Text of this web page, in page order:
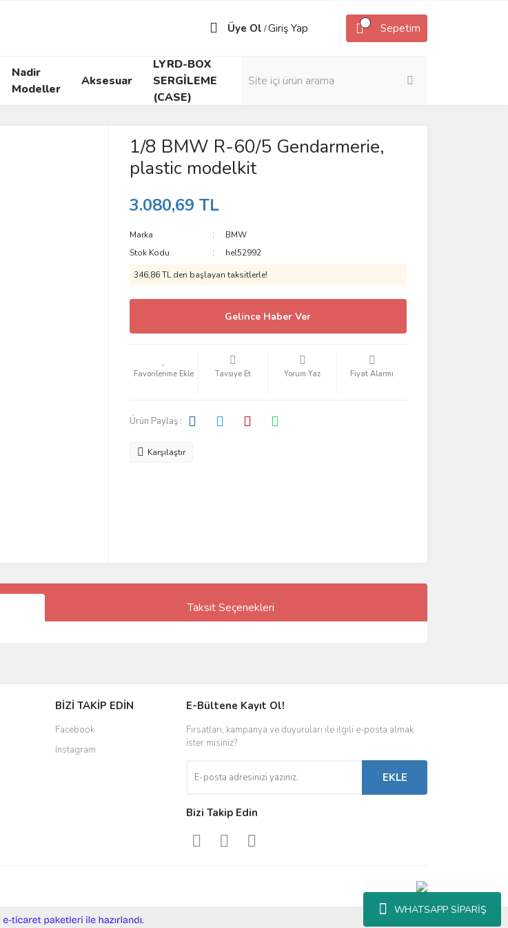
WHATSAPP SİPARİŞ
Üye Ol /Giriş Yap Sepetim
Nadir
Modeller
Aksesuar
LYRD-BOX
SERGİLEME
(CASE)
1/8 BMW R-60/5 Gendarmerie,
plastic modelkit
3.080,69 TL
Marka
BMW
Stok Kodu
hel52992
346,86 TL den başlayan taksitlerle!
Gelince Haber Ver
Tavsiye Et Yorum Yaz Fiyat Alarmı
Ürün Paylaş :
Karşılaştır
Taksit Seçenekleri
BİZİ TAKİP EDİN
Facebook
Instagram
E-Bültene Kayıt Ol!
Fırsatları, kampanya ve duyuruları ile ilgili e-posta almak
ister misiniz?
EKLE
Bizi Takip Edin
ideasoft
e-